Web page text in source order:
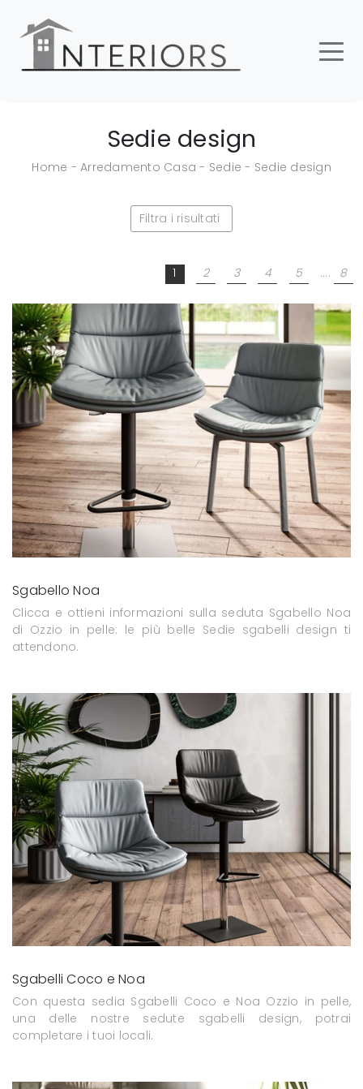
Sedie design
Home - Arredamento Casa - Sedie - Sedie design
Filtra i risultati
1 2 3 4 5 .... 8
Sgabello Noa
Clicca e ottieni informazioni sulla seduta Sgabello Noa
di Ozzio in pelle: le più belle Sedie sgabelli design ti
attendono.
Sgabelli Coco e Noa
Con questa sedia Sgabelli Coco e Noa Ozzio in pelle,
una delle nostre sedute sgabelli design, potrai
completare i tuoi locali.